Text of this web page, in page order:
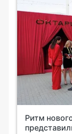
Ритм